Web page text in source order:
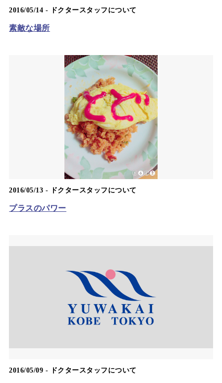
2016/05/14 - ドクタースタッフについて
素敵な場所
2016/05/13 - ドクタースタッフについて
プラスのパワー
2016/05/09 - ドクタースタッフについて